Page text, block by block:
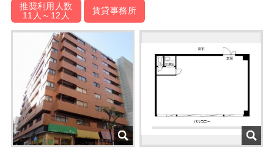
推奨利用人数
11人～12人
賃貸事務所